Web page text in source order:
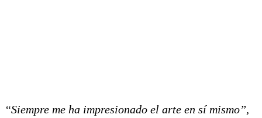
“Siempre me ha impresionado el arte en sí mismo”,